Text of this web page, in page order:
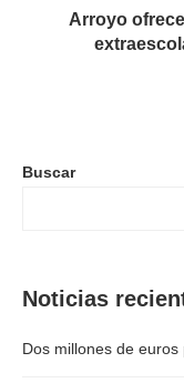
Arroyo
Buscar
Noticias
Dos millones de